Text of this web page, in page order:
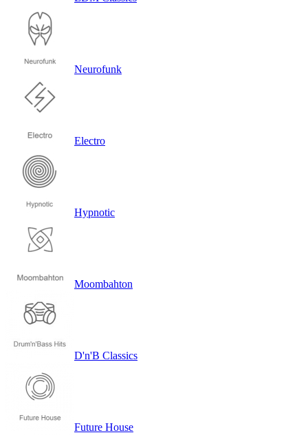
Neurofunk
Electro
Hypnotic
Moombahton
D'n'B Classics
Future House